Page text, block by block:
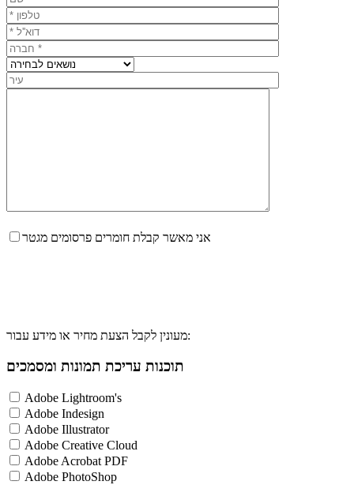
אני מאשר קבלת חומרים פרסומים מגטר
מעונין לקבל הצעת מחיר או מידע עבור:
תוכנות עריכת תמונות ומסמכים
Adobe Lightroom's
Adobe Indesign
Adobe Illustrator
Adobe Creative Cloud
Adobe Acrobat PDF
Adobe PhotoShop